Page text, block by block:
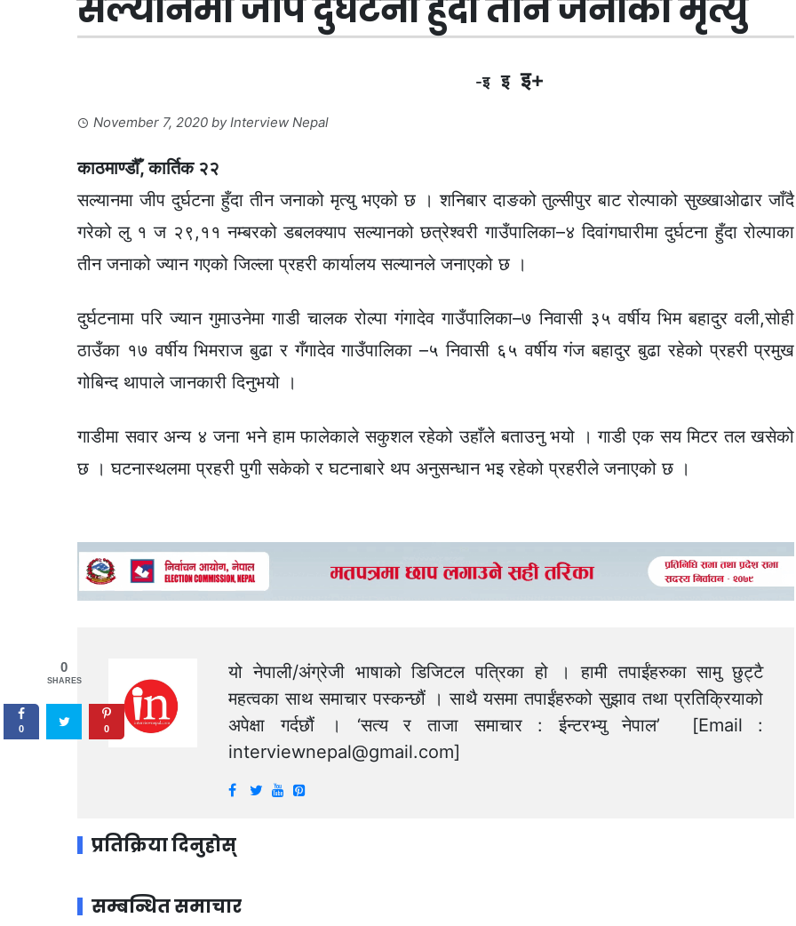
-इ इ इ+
November 7, 2020 byInterview Nepal
काठमाण्डौँ, कार्तिक २२
सल्यानमा जीप दुर्घटना हुँदा तीन जनाको मृत्यु भएको छ । शनिबार दाङको तुल्सीपुर बाट रोल्पाको सुख्खाओढार जाँदै
गरेको लु १ ज २९,११ नम्बरको डबलक्याप सल्यानको छत्रेश्वरी गाउँपालिका–४ दिवांगघारीमा दुर्घटना हुँदा रोल्पाका
तीन जनाको ज्यान गएको जिल्ला प्रहरी कार्यालय सल्यानले जनाएको छ ।
दुर्घटनामा परि ज्यान गुमाउनेमा गाडी चालक रोल्पा गंगादेव गाउँपालिका–७ निवासी ३५ वर्षीय भिम बहादुर वली,सोही
ठाउँका १७ वर्षीय भिमराज बुढा र गँगादेव गाउँपालिका –५ निवासी ६५ वर्षीय गंज बहादुर बुढा रहेको प्रहरी प्रमुख
गोबिन्द थापाले जानकारी दिनुभयो ।
गाडीमा सवार अन्य ४ जना भने हाम फालेकाले सकुशल रहेको उहाँले बताउनु भयो । गाडी एक सय मिटर तल खसेको
छ । घटनास्थलमा प्रहरी पुगी सकेको र घटनाबारे थप अनुसन्धान भइ रहेको प्रहरीले जनाएको छ ।
यो नेपाली/अंग्रेजी भाषाको डिजिटल पत्रिका हो । हामी तपाईंहरुका सामु छुट्टै
महत्वका साथ समाचार पस्कन्छौं । साथै यसमा तपाईंहरुको सुझाव तथा प्रतिक्रियाको
अपेक्षा गर्दछौं । ‘सत्य र ताजा समाचार : ईन्टरभ्यु नेपाल’ [Email :
interviewnepal@gmail.com]
प्रतिक्रिया दिनुहोस्
सम्बन्धित समाचार
0
SHARES
0 0